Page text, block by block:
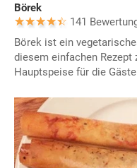
Börek
141
Börek ist ein
diesem einfachen Rezept
Hauptspeise für die